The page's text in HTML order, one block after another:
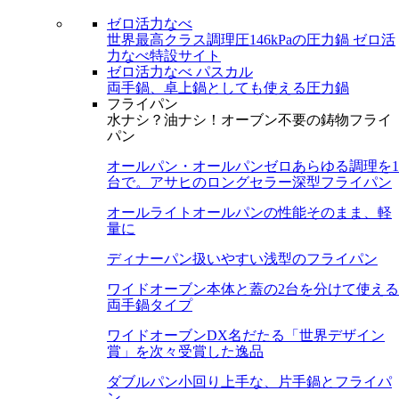
ゼロ活力なべ
世界最高クラス調理圧146kPaの圧力鍋 ゼロ活
力なべ特設サイト
ゼロ活力なべ パスカル
両手鍋、卓上鍋としても使える圧力鍋
フライパン
水ナシ？油ナシ！オーブン不要の鋳物フライ
パン
オールパン・オールパンゼロ あらゆる調理を1
台で。アサヒのロングセラー深型フライパン
オールライト オールパンの性能そのまま、軽
量に
ディナーパン扱いやすい浅型のフライパン
ワイドオーブン本体と蓋の2台を分けて使える
両手鍋タイプ
ワイドオーブンDX名だたる「世界デザイン
賞」を次々受賞した逸品
ダブルパン小回り上手な、片手鍋とフライパ